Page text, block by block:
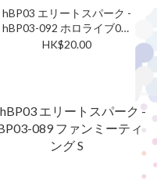
hBP03 エリートスパーク -
hBP03-092 ホロライブ0期
生 S
HK$20.00